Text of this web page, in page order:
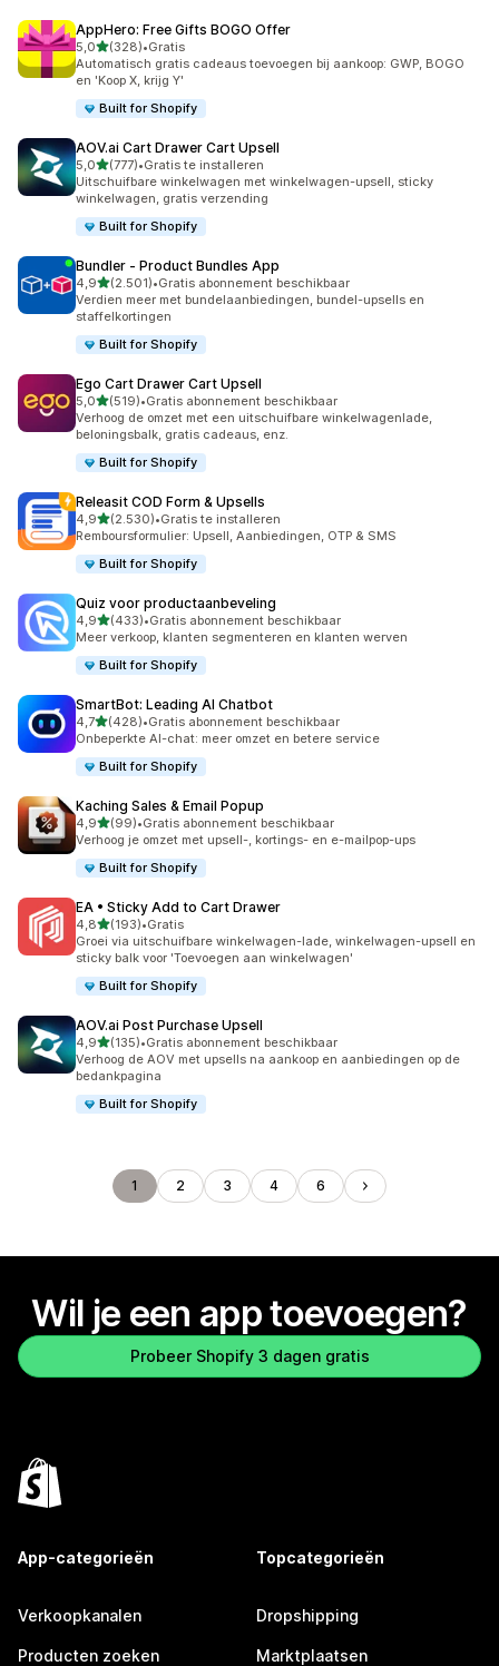
AppHero: Free Gifts BOGO Offer
5,0van 5 sterren
(328)
328 recensies in totaal
•Gratis
Automatisch gratis cadeaus toevoegen bij aankoop: GWP, BOGO
en 'Koop X, krijg Y'
Built for Shopify
AOV.ai Cart Drawer Cart Upsell
5,0van 5 sterren
(777)
777 recensies in totaal
•Gratis te installeren
Uitschuifbare winkelwagen met winkelwagen-upsell, sticky
winkelwagen, gratis verzending
Built for Shopify
Bundler ‑ Product Bundles App
4,9van 5 sterren
(2.501)
2501 recensies in totaal
•Gratis abonnement beschikbaar
Verdien meer met bundelaanbiedingen, bundel-upsells en
staffelkortingen
Built for Shopify
Ego Cart Drawer Cart Upsell
5,0van 5 sterren
(519)
519 recensies in totaal
•Gratis abonnement beschikbaar
Verhoog de omzet met een uitschuifbare winkelwagenlade,
beloningsbalk, gratis cadeaus, enz.
Built for Shopify
Releasit COD Form & Upsells
4,9van 5 sterren
(2.530)
2530 recensies in totaal
•Gratis te installeren
Remboursformulier: Upsell, Aanbiedingen, OTP & SMS
Built for Shopify
Quiz voor productaanbeveling
4,9van 5 sterren
(433)
433 recensies in totaal
•Gratis abonnement beschikbaar
Meer verkoop, klanten segmenteren en klanten werven
Built for Shopify
SmartBot: Leading AI Chatbot
4,7van 5 sterren
(428)
428 recensies in totaal
•Gratis abonnement beschikbaar
Onbeperkte AI-chat: meer omzet en betere service
Built for Shopify
Kaching Sales & Email Popup
4,9van 5 sterren
(99)
99 recensies in totaal
•Gratis abonnement beschikbaar
Verhoog je omzet met upsell-, kortings- en e-mailpop-ups
Built for Shopify
EA • Sticky Add to Cart Drawer
4,8van 5 sterren
(193)
193 recensies in totaal
•Gratis
Groei via uitschuifbare winkelwagen-lade, winkelwagen-upsell en
sticky balk voor 'Toevoegen aan winkelwagen'
Built for Shopify
AOV.ai Post Purchase Upsell
4,9van 5 sterren
(135)
135 recensies in totaal
•Gratis abonnement beschikbaar
Verhoog de AOV met upsells na aankoop en aanbiedingen op de
bedankpagina
Built for Shopify
1 2 3 4 6
Wil je een app toevoegen?
Probeer Shopify 3 dagen gratis
App-categorieën
Verkoopkanalen
Producten zoeken
Topcategorieën
Dropshipping
Marktplaatsen